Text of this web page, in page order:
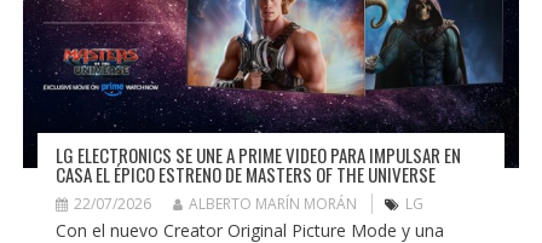
LG ELECTRONICS SE UNE A PRIME VIDEO PARA IMPULSAR EN
CASA EL ÉPICO ESTRENO DE MASTERS OF THE UNIVERSE
22/07/2026 ALBERTO MARÍN MORÁN LG
Con el nuevo Creator Original Picture Mode y una